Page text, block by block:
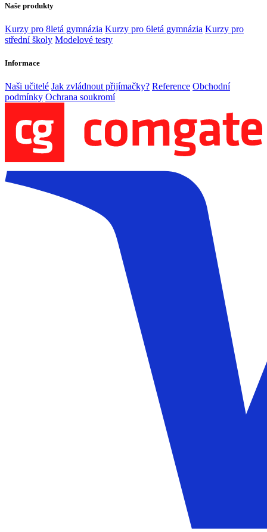
Naše produkty
Kurzy pro 8letá gymnázia Kurzy pro 6letá gymnázia Kurzy pro
střední školy Modelové testy
Informace
Naši učitelé Jak zvládnout přijímačky? Reference Obchodní
podmínky Ochrana soukromí